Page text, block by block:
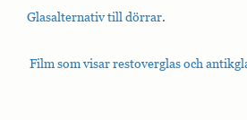
Glasalternativ till dörrar.
Film som visar restoverglas och